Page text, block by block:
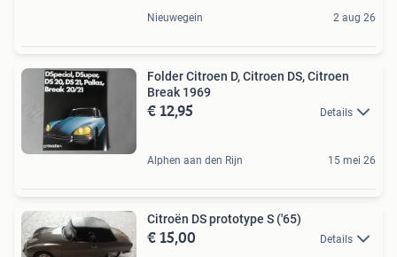
Nieuwegein 2 aug 26
Folder Citroen D, Citroen DS, Citroen
Break 1969
€ 12,95 Details
Alphen aan den Rijn 15 mei 26
Citroën DS prototype S ('65)
€ 15,00 Details